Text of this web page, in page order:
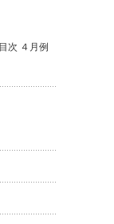
次 ４月例